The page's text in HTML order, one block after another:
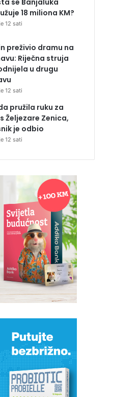
18 miliona KM?
12 sati
preživio dramu na
Riječna struja
u drugu
12 sati
pružila ruku za
Željezare Zenica,
je odbio
12 sati